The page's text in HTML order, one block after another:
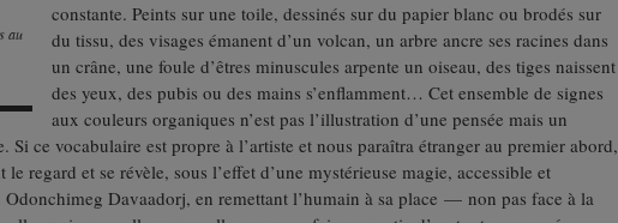
au
constante. Peints sur une toile, dessinés sur du papier blanc ou brodés sur
du tissu, des visages émanent d’un volcan, un arbre ancre ses racines dans
un crâne, une foule d’êtres minuscules arpente un oiseau, des tiges naissent
des yeux, des pubis ou des mains s’enflamment… Cet ensemble de signes
aux couleurs organiques n’est pas l’illustration d’une pensée mais un
Si ce vocabulaire est propre à l’artiste et nous paraîtra étranger au premier abord,
regard et se révèle, sous l’effet d’une mystérieuse magie, accessible et
Davaadorj, en remettant l’humain à sa place — non pas face à la